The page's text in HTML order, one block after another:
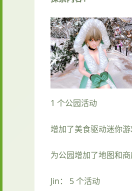
1 个公园活动
增加了美食驱动迷你
为公园增加了地图和商
Jin： 5 个活动